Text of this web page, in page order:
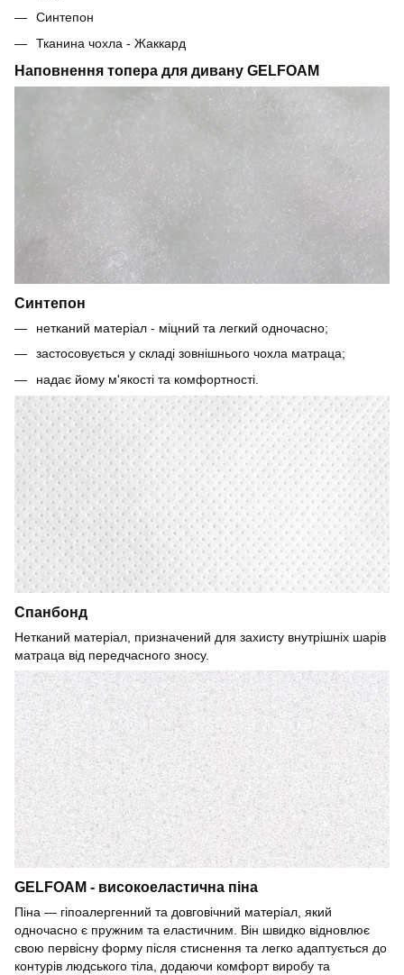
Синтепон
Тканина чохла - Жаккард
Наповнення топера для дивану GELFOAM
Синтепон
нетканий матеріал - міцний та легкий одночасно;
застосовується у складі зовнішнього чохла матраца;
надає йому м'якості та комфортності.
Спанбонд
Нетканий матеріал, призначений для захисту внутрішніх шарів
матраца від передчасного зносу.
GELFOAM - високоеластична піна
Піна — гіпоалергенний та довговічний матеріал, який
одночасно є пружним та еластичним. Він швидко відновлює
свою первісну форму після стиснення та легко адаптується до
контурів людського тіла, додаючи комфорт виробу та